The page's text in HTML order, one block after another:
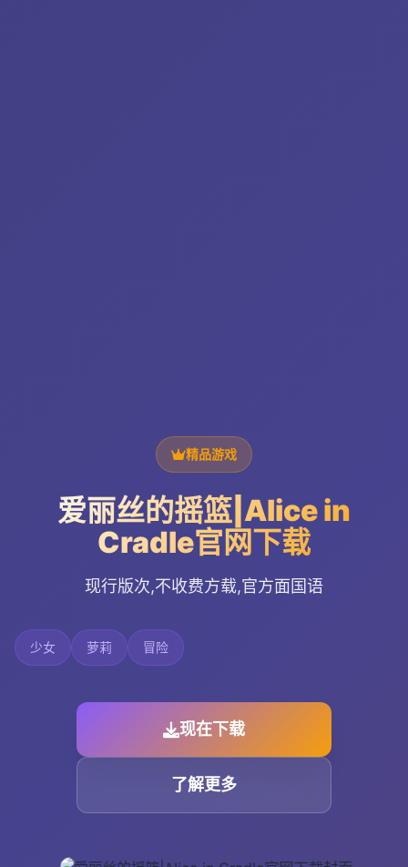
精品游戏
爱丽丝的摇篮|Alice in
Cradle官网下载
现行版次,不收费方载,官方面国语
少女 萝莉 冒险
现在下载
了解更多